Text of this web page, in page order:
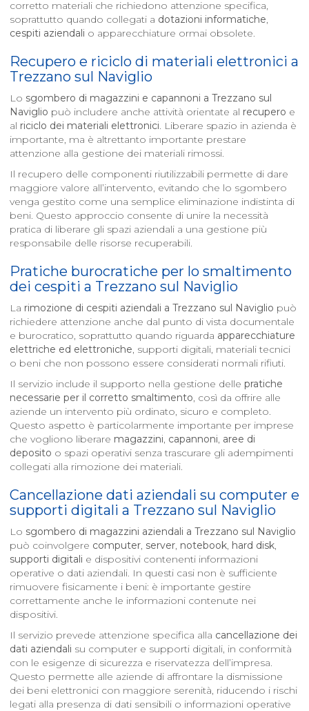
corretto materiali che richiedono attenzione specifica,
soprattutto quando collegati a dotazioni informatiche,
cespiti aziendali o apparecchiature ormai obsolete.
Recupero e riciclo di materiali elettronici a
Trezzano sul Naviglio
Lo sgombero di magazzini e capannoni a Trezzano sul
Naviglio può includere anche attività orientate al recupero e
al riciclo dei materiali elettronici. Liberare spazio in azienda è
importante, ma è altrettanto importante prestare
attenzione alla gestione dei materiali rimossi.
Il recupero delle componenti riutilizzabili permette di dare
maggiore valore all’intervento, evitando che lo sgombero
venga gestito come una semplice eliminazione indistinta di
beni. Questo approccio consente di unire la necessità
pratica di liberare gli spazi aziendali a una gestione più
responsabile delle risorse recuperabili.
Pratiche burocratiche per lo smaltimento
dei cespiti a Trezzano sul Naviglio
La rimozione di cespiti aziendali a Trezzano sul Naviglio può
richiedere attenzione anche dal punto di vista documentale
e burocratico, soprattutto quando riguarda apparecchiature
elettriche ed elettroniche, supporti digitali, materiali tecnici
o beni che non possono essere considerati normali rifiuti.
Il servizio include il supporto nella gestione delle pratiche
necessarie per il corretto smaltimento, così da offrire alle
aziende un intervento più ordinato, sicuro e completo.
Questo aspetto è particolarmente importante per imprese
che vogliono liberare magazzini, capannoni, aree di
deposito o spazi operativi senza trascurare gli adempimenti
collegati alla rimozione dei materiali.
Cancellazione dati aziendali su computer e
supporti digitali a Trezzano sul Naviglio
Lo sgombero di magazzini aziendali a Trezzano sul Naviglio
può coinvolgere computer, server, notebook, hard disk,
supporti digitali e dispositivi contenenti informazioni
operative o dati aziendali. In questi casi non è sufficiente
rimuovere fisicamente i beni: è importante gestire
correttamente anche le informazioni contenute nei
dispositivi.
Il servizio prevede attenzione specifica alla cancellazione dei
dati aziendali su computer e supporti digitali, in conformità
con le esigenze di sicurezza e riservatezza dell’impresa.
Questo permette alle aziende di affrontare la dismissione
dei beni elettronici con maggiore serenità, riducendo i rischi
legati alla presenza di dati sensibili o informazioni operative